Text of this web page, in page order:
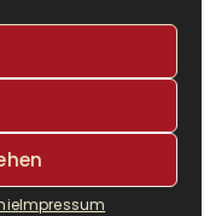
Impressum